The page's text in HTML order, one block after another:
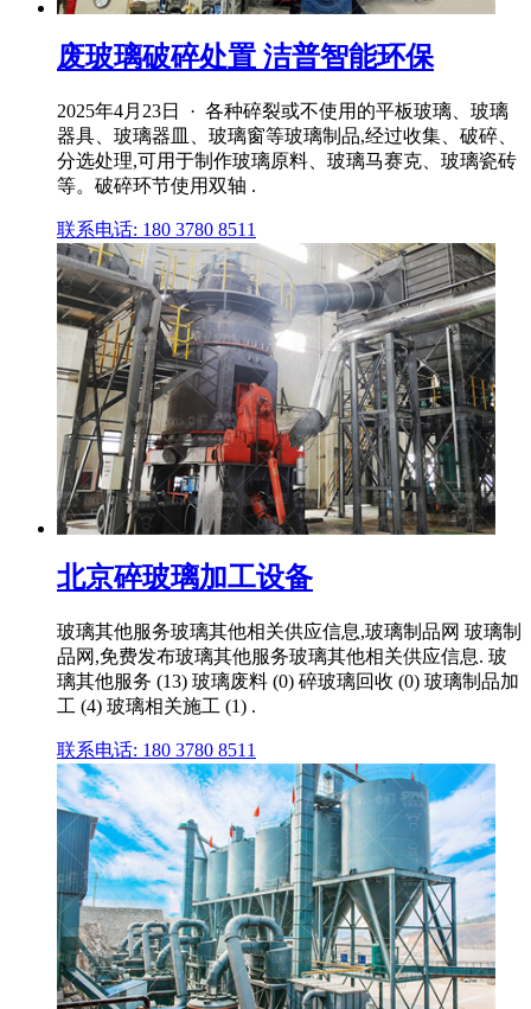
废玻璃破碎处置 洁普智能环保
2025年4月23日 · 各种碎裂或不使用的平板玻璃、玻璃
器具、玻璃器皿、玻璃窗等玻璃制品,经过收集、破碎、
分选处理,可用于制作玻璃原料、玻璃马赛克、玻璃瓷砖
等。破碎环节使用双轴 .
联系电话: 180 3780 8511
北京碎玻璃加工设备
玻璃其他服务玻璃其他相关供应信息,玻璃制品网 玻璃制
品网,免费发布玻璃其他服务玻璃其他相关供应信息. 玻
璃其他服务 (13) 玻璃废料 (0) 碎玻璃回收 (0) 玻璃制品加
工 (4) 玻璃相关施工 (1) .
联系电话: 180 3780 8511